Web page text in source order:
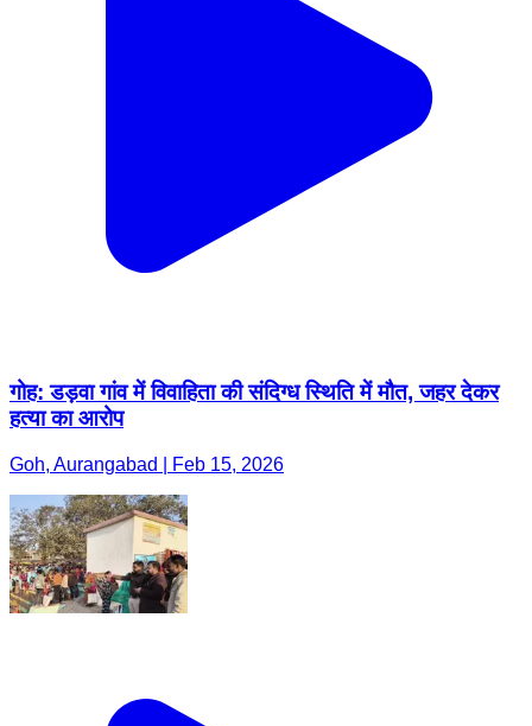
गोह: डड़वा गांव में विवाहिता की संदिग्ध स्थिति में मौत, जहर देकर
हत्या का आरोप
Goh, Aurangabad | Feb 15, 2026